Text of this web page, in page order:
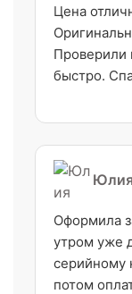
Цена
Проверили
быстро.
Оформила
утром уже
серийному
потом